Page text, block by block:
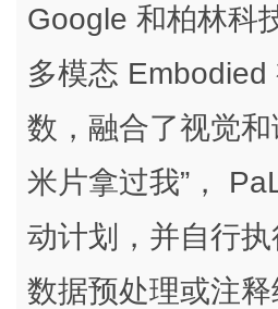
Google 和柏林科
多模态
数，融合了视觉和
米片拿过我”，
动计划，并自行
数据预处理或注